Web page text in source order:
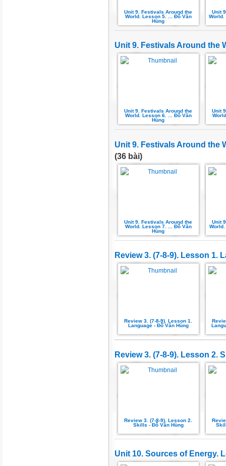
Unit 9. Festivals Around the
World. Lesson 5. ... Đỗ Văn
Hùng
Unit
World.
Unit 9. Festivals Around the
Unit 9. Festivals Around the
World. Lesson 6. ... Đỗ Văn
Hùng
Unit
Unit 9. Festivals Around the
(36 bài)
Unit 9. Festivals Around the
World. Lesson 7. ... Đỗ Văn
Hùng
Unit
Review 3. (7-8-9). Lesson 1.
Review 3. (7-8-9). Lesson 1.
Language - Đỗ Văn Hùng
Review 3. (7-8-9). Lesson 2.
Review 3. (7-8-9). Lesson 2.
Skills - Đỗ Văn Hùng
Unit 10. Sources of Energy.